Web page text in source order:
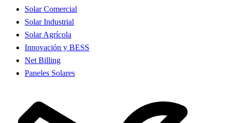
Solar Comercial
Solar Industrial
Solar Agrícola
Innovación y BESS
Net Billing
Paneles Solares